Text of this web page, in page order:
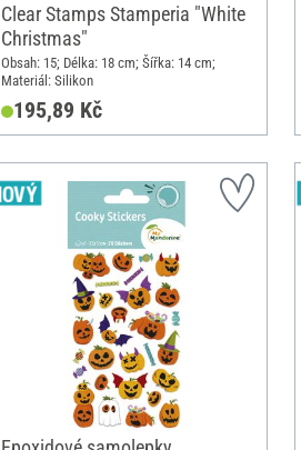
Clear Stamps Stamperia "White
Christmas"
Obsah: 15; Délka: 18 cm; Šířka: 14 cm;
Materiál: Silikon
195,89 Kč